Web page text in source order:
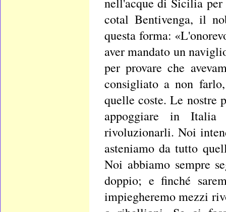
cotal Bentivenga, il
questa forma:
aver mandato un
per provare che
consigliato a non
quelle coste. Le nostre
appoggiare in
rivoluzionarli. Noi
asteniamo da tutto
Noi abbiamo sempre
doppio; e finché
impiegheremo mezzi